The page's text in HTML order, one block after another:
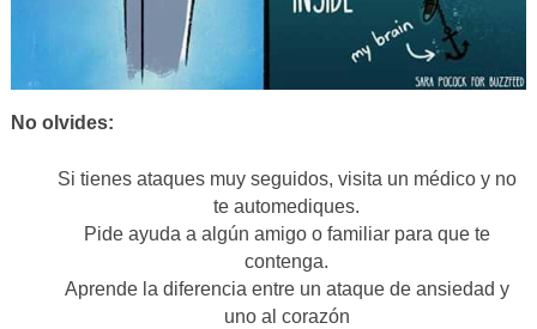
No olvides:
Si tienes ataques muy seguidos, visita un médico y no
te automediques.
Pide ayuda a algún amigo o familiar para que te
contenga.
Aprende la diferencia entre un ataque de ansiedad y
uno al corazón